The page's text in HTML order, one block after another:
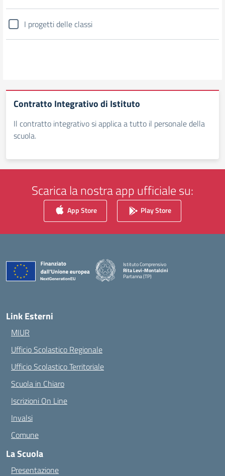
I progetti delle classi
Contratto Integrativo di Istituto
Il contratto integrativo si applica a tutto il personale della
scuola.
Scarica la nostra app ufficiale su:
App Store Play Store
Istituto Comprensivo
Rita Levi-Montalcini
Partanna (TP)
Link Esterni
MIUR
Ufficio Scolastico Regionale
Ufficio Scolastico Territoriale
Scuola in Chiaro
Iscrizioni On Line
Invalsi
Comune
La Scuola
Presentazione